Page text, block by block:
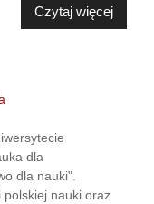
Czytaj więcej
dla
dla nauki".
nauki oraz